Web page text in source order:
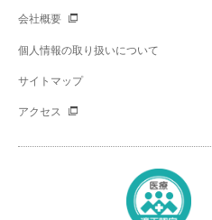
会社概要
個人情報の取り扱いについて
サイトマップ
アクセス